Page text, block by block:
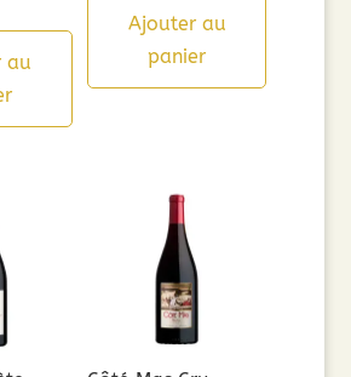
au
Ajouter au
panier